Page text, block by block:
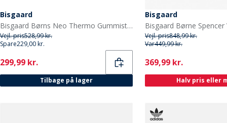
Bisgaard
Bisgaard Børns Neo Thermo Gummistøvler Kamel
Vejl. pris528,99 kr.
Spare229,00 kr.
Current
299,99 kr.
Tilbage på lager
Bisgaard
Vejl. pris848,99 kr.
Var449,99 kr.
Current
369,99 kr.
Halv pris eller